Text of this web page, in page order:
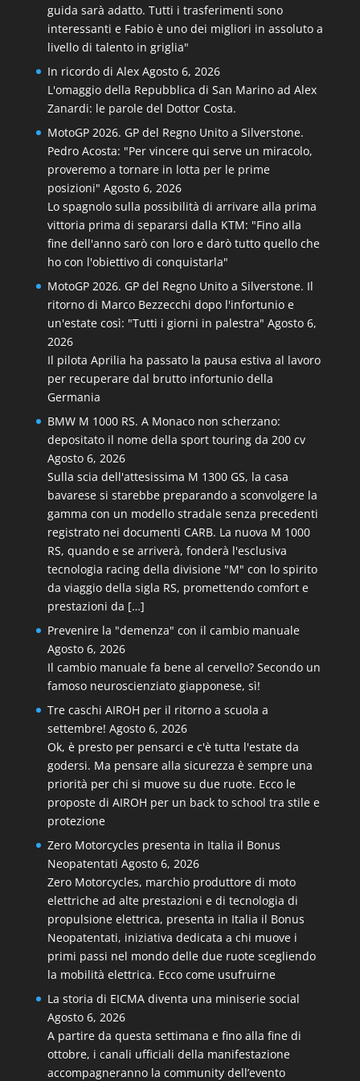
guida sarà adatto. Tutti i trasferimenti sono
interessanti e Fabio è uno dei migliori in assoluto a
livello di talento in griglia"
In ricordo di Alex Agosto 6, 2026
L'omaggio della Repubblica di San Marino ad Alex
Zanardi: le parole del Dottor Costa.
MotoGP 2026. GP del Regno Unito a Silverstone.
Pedro Acosta: "Per vincere qui serve un miracolo,
proveremo a tornare in lotta per le prime
posizioni" Agosto 6, 2026
Lo spagnolo sulla possibilità di arrivare alla prima
vittoria prima di separarsi dalla KTM: "Fino alla
fine dell'anno sarò con loro e darò tutto quello che
ho con l'obiettivo di conquistarla"
MotoGP 2026. GP del Regno Unito a Silverstone. Il
ritorno di Marco Bezzecchi dopo l'infortunio e
un'estate così: "Tutti i giorni in palestra" Agosto 6,
2026
Il pilota Aprilia ha passato la pausa estiva al lavoro
per recuperare dal brutto infortunio della
Germania
BMW M 1000 RS. A Monaco non scherzano:
depositato il nome della sport touring da 200 cv
Agosto 6, 2026
Sulla scia dell'attesissima M 1300 GS, la casa
bavarese si starebbe preparando a sconvolgere la
gamma con un modello stradale senza precedenti
registrato nei documenti CARB. La nuova M 1000
RS, quando e se arriverà, fonderà l'esclusiva
tecnologia racing della divisione "M" con lo spirito
da viaggio della sigla RS, promettendo comfort e
prestazioni da […]
Prevenire la "demenza" con il cambio manuale
Agosto 6, 2026
Il cambio manuale fa bene al cervello? Secondo un
famoso neuroscienziato giapponese, sì!
Tre caschi AIROH per il ritorno a scuola a
settembre! Agosto 6, 2026
Ok, è presto per pensarci e c'è tutta l'estate da
godersi. Ma pensare alla sicurezza è sempre una
priorità per chi si muove su due ruote. Ecco le
proposte di AIROH per un back to school tra stile e
protezione
Zero Motorcycles presenta in Italia il Bonus
Neopatentati Agosto 6, 2026
Zero Motorcycles, marchio produttore di moto
elettriche ad alte prestazioni e di tecnologia di
propulsione elettrica, presenta in Italia il Bonus
Neopatentati, iniziativa dedicata a chi muove i
primi passi nel mondo delle due ruote scegliendo
la mobilità elettrica. Ecco come usufruirne
La storia di EICMA diventa una miniserie social
Agosto 6, 2026
A partire da questa settimana e fino alla fine di
ottobre, i canali ufficiali della manifestazione
accompagneranno la community dell’evento